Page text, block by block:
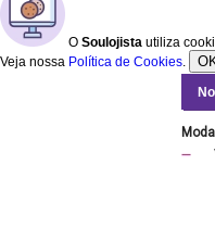
O Soulojista utiliza
Veja nossa Política de Cookies.